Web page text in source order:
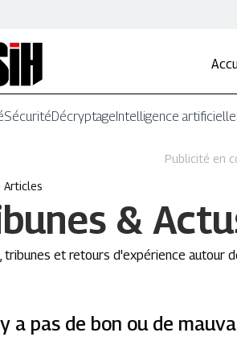
SécuritéDécryptageIntelligence artificielle
Publicité en
Articles
&
tribunes et retours d'expérience autour
a pas de bon ou de